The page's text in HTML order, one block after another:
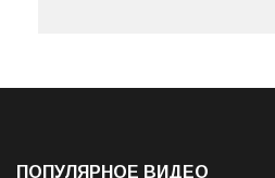
ПОПУЛЯРНОЕ ВИДЕО